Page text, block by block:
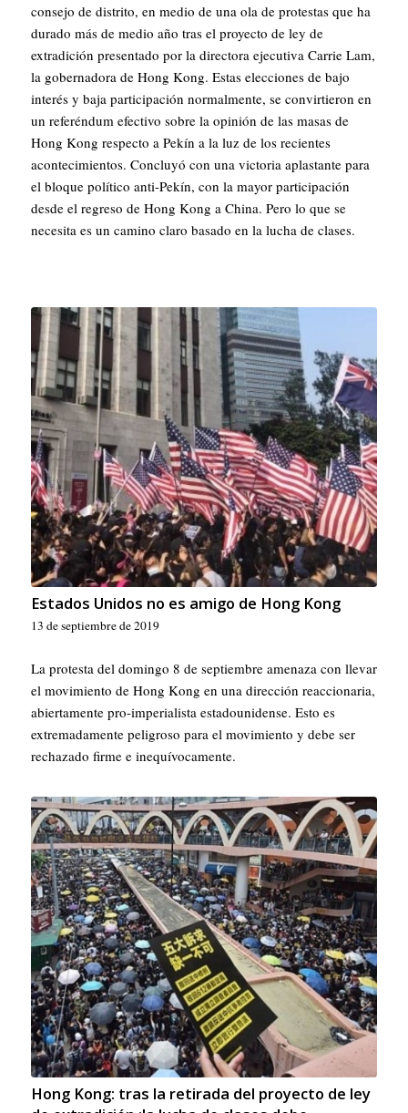
consejo de distrito, en medio de una ola de protestas que ha
durado más de medio año tras el proyecto de ley de
extradición presentado por la directora ejecutiva Carrie Lam,
la gobernadora de Hong Kong. Estas elecciones de bajo
interés y baja participación normalmente, se convirtieron en
un referéndum efectivo sobre la opinión de las masas de
Hong Kong respecto a Pekín a la luz de los recientes
acontecimientos. Concluyó con una victoria aplastante para
el bloque político anti-Pekín, con la mayor participación
desde el regreso de Hong Kong a China. Pero lo que se
necesita es un camino claro basado en la lucha de clases.
Estados Unidos no es amigo de Hong Kong
13 de septiembre de 2019
La protesta del domingo 8 de septiembre amenaza con llevar
el movimiento de Hong Kong en una dirección reaccionaria,
abiertamente pro-imperialista estadounidense. Esto es
extremadamente peligroso para el movimiento y debe ser
rechazado firme e inequívocamente.
Hong Kong: tras la retirada del proyecto de ley